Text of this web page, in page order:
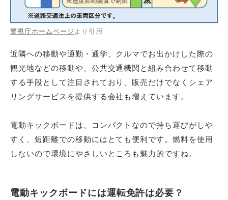
警視庁ホームページより引用
近隣への移動や通勤・通学、クルマでお出かけした際の
観光地などの移動や、公共交通機関と組み合わせて移動
する手段として注目されており、販売だけでなくシェア
リングサービスを提供する会社も増えています。
電動キックボードは、コンパクトなので持ち運びがしや
すく、短距離での移動にはとても便利です。燃料を使用
しないので環境にやさしいところも魅力的ですね。
電動キックボードには運転免許は必要？